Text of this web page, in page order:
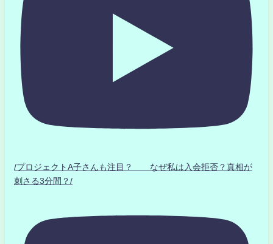
/プロジェクトA子さんも注目？ なぜ私は入会拒否？真相が
刺さる3分間？/